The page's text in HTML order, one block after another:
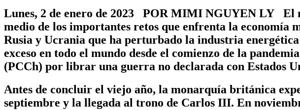
Lunes, 2 de enero de 2023 POR MIMI NGUYEN LY El
medio de los importantes retos que enfrenta la economía
Rusia y Ucrania que ha perturbado la industria
exceso en todo el mundo desde el comienzo de la
(PCCh) por librar una guerra no declarada con Estados
Antes de concluir el viejo año, la monarquía británica
septiembre y la llegada al trono de Carlos III. En